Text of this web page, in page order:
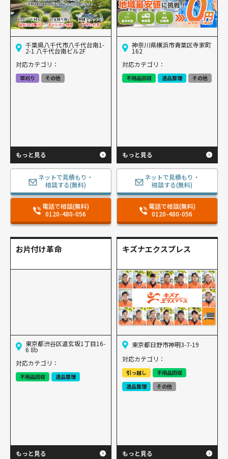
千葉県八千代市八千代台南1-
2-1 八千代台南ビル2F
対応カテゴリ：
草刈り その他
もっと見る
ネットで見積もり・
相談する(無料)
電話で相談(無料)
0120-480-056
神奈川県横浜市青葉区寺家町
162
対応カテゴリ：
不用品回収 遺品整理 その他
もっと見る
ネットで見積もり・
相談する(無料)
電話で相談(無料)
0120-480-056
お片付け革命
東京都渋谷区道玄坂1丁目16-
6 8b
対応カテゴリ：
不用品回収 遺品整理
もっと見る
キズナエクスプレス
東京都日野市神明3-7-19
対応カテゴリ：
引っ越し
不用品回収
遺品整理
その他
もっと見る